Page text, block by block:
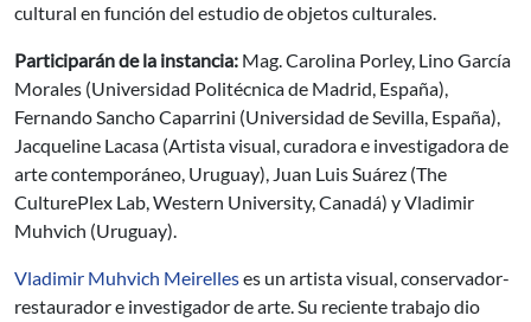
cultural en función del estudio de objetos culturales.
Participarán de la instancia: Mag. Carolina Porley, Lino García
Morales (Universidad Politécnica de Madrid, España),
Fernando Sancho Caparrini (Universidad de Sevilla, España),
Jacqueline Lacasa (Artista visual, curadora e investigadora de
arte contemporáneo, Uruguay), Juan Luis Suárez (The
CulturePlex Lab, Western University, Canadá) y Vladimir
Muhvich (Uruguay).
Vladimir Muhvich Meirelleses un artista visual, conservador-
restaurador e investigador de arte. Su reciente trabajo dio